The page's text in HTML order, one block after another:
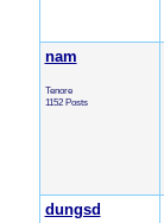
nam
Tenore
1152 Posts
dungsd